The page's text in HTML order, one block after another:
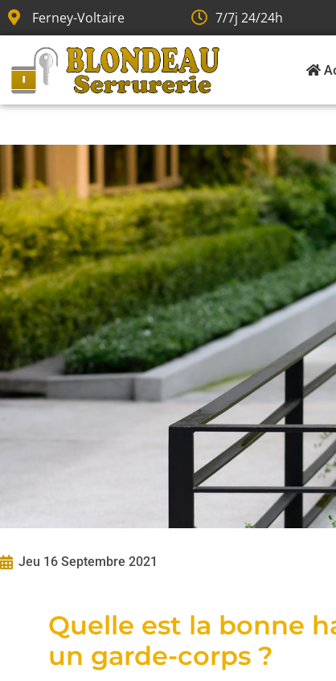
Ferney-Voltaire 7/7j 24/24h
Jeu 16 Septembre 2021
Quelle est la bonne
un garde-corps ?